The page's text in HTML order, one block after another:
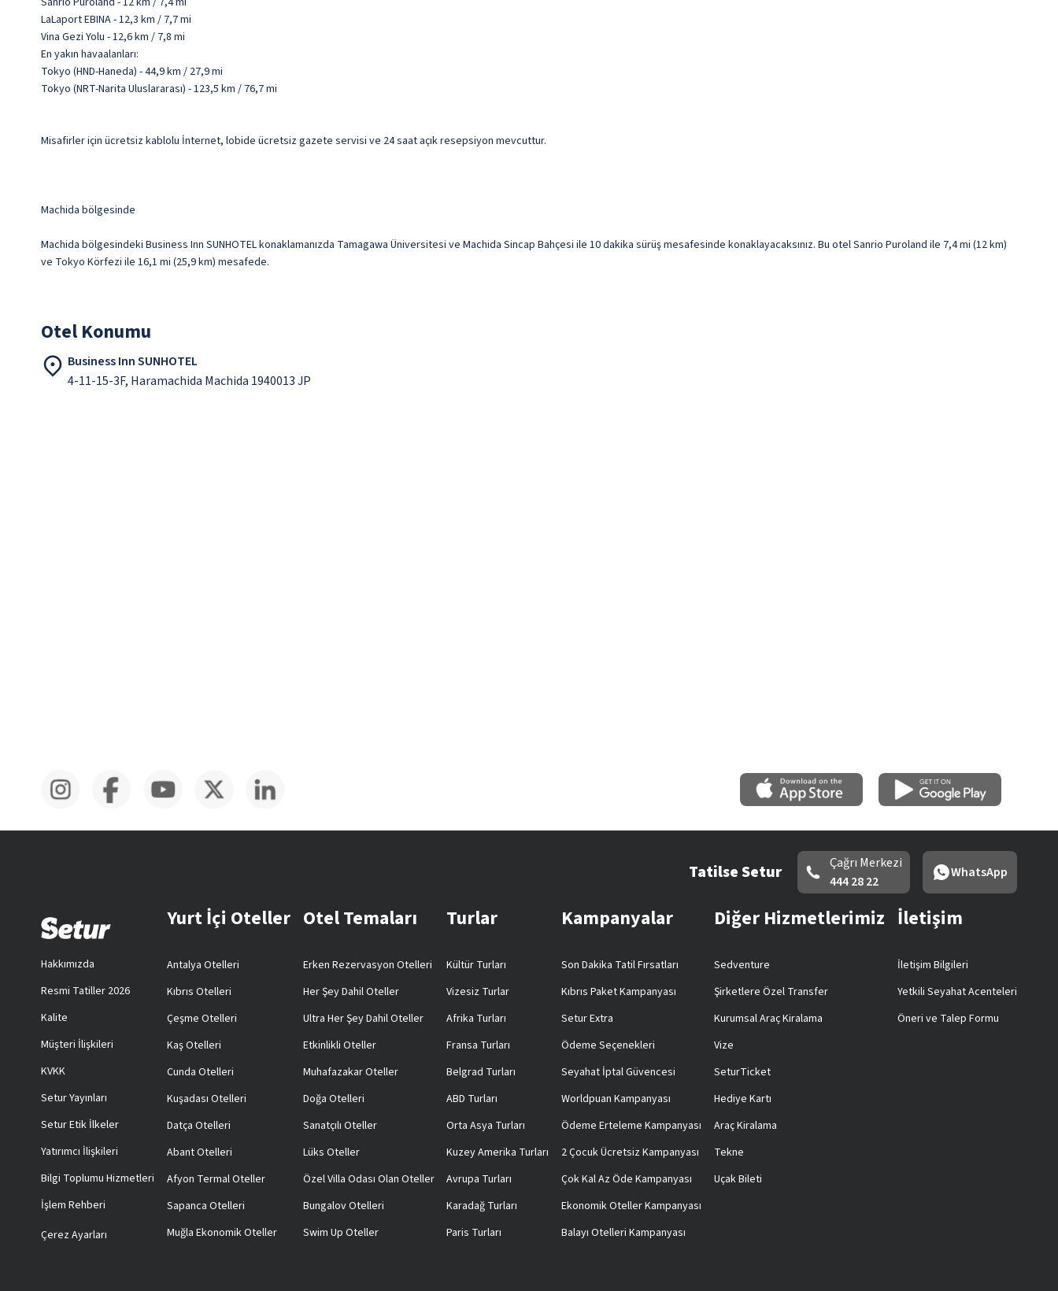
LaLaport EBINA - 12,3 km / 7,7 mi
Vina Gezi Yolu - 12,6 km / 7,8 mi
En yakın havaalanları:
Tokyo (HND-Haneda) - 44,9 km / 27,9 mi
Tokyo (NRT-Narita Uluslararası) - 123,5 km / 76,7 mi
Misafirler için ücretsiz kablolu İnternet, lobide ücretsiz gazete servisi ve 24 saat açık resepsiyon mevcuttur.
Machida bölgesinde
Machida bölgesindeki Business Inn SUNHOTEL konaklamanızda Tamagawa Üniversitesi ve Machida Sincap Bahçesi ile 10 dakika sürüş mesafesinde konaklayacaksınız. Bu otel Sanrio Puroland ile 7,4 mi (12 km)
ve Tokyo Körfezi ile 16,1 mi (25,9 km) mesafede.
Otel Konumu
Business Inn SUNHOTEL
4-11-15-3F, Haramachida Machida 1940013 JP
Tatilse Setur
Çağrı Merkezi
444 28 22
WhatsApp
Hakkımızda
Resmi Tatiller 2026
Kalite
Müşteri İlişkileri
KVKK
Setur Yayınları
Setur Etik İlkeler
Yatırımcı İlişkileri
Bilgi Toplumu Hizmetleri
İşlem Rehberi
Çerez Ayarları
Yurt İçi Oteller
Antalya Otelleri
Kıbrıs Otelleri
Çeşme Otelleri
Kaş Otelleri
Cunda Otelleri
Kuşadası Otelleri
Datça Otelleri
Abant Otelleri
Afyon Termal Oteller
Sapanca Otelleri
Muğla Ekonomik Oteller
Otel Temaları
Erken Rezervasyon Otelleri
Her Şey Dahil Oteller
Ultra Her Şey Dahil Oteller
Etkinlikli Oteller
Muhafazakar Oteller
Doğa Otelleri
Sanatçılı Oteller
Lüks Oteller
Özel Villa Odası Olan Oteller
Bungalov Otelleri
Swim Up Oteller
Turlar
Kültür Turları
Vizesiz Turlar
Afrika Turları
Fransa Turları
Belgrad Turları
ABD Turları
Orta Asya Turları
Kuzey Amerika Turları
Avrupa Turları
Karadağ Turları
Paris Turları
Kampanyalar
Son Dakika Tatil Fırsatları
Kıbrıs Paket Kampanyası
Setur Extra
Ödeme Seçenekleri
Seyahat İptal Güvencesi
Worldpuan Kampanyası
Ödeme Erteleme Kampanyası
2 Çocuk Ücretsiz Kampanyası
Çok Kal Az Öde Kampanyası
Ekonomik Oteller Kampanyası
Balayı Otelleri Kampanyası
Diğer Hizmetlerimiz
Sedventure
Şirketlere Özel Transfer
Kurumsal Araç Kiralama
Vize
SeturTicket
Hediye Kartı
Araç Kiralama
Tekne
Uçak Bileti
İletişim
İletişim Bilgileri
Yetkili Seyahat Acenteleri
Öneri ve Talep Formu